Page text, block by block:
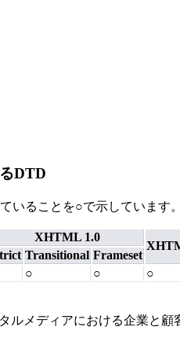
DTD
いることを○で示しています。
XHTML 1.0
Transitional Frameset
○ ○
○
ルメディアにおける企業と